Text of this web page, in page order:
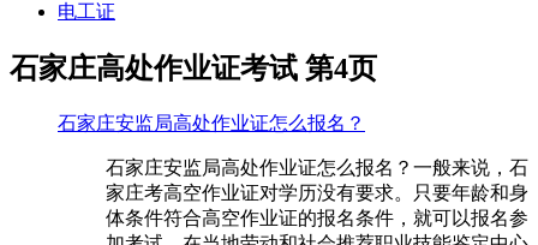
电工证
石家庄高处作业证考试 第4页
石家庄安监局高处作业证怎么报名？
石家庄安监局高处作业证怎么报名？一般来说，石
家庄考高空作业证对学历没有要求。只要年龄和身
体条件符合高空作业证的报名条件，就可以报名参